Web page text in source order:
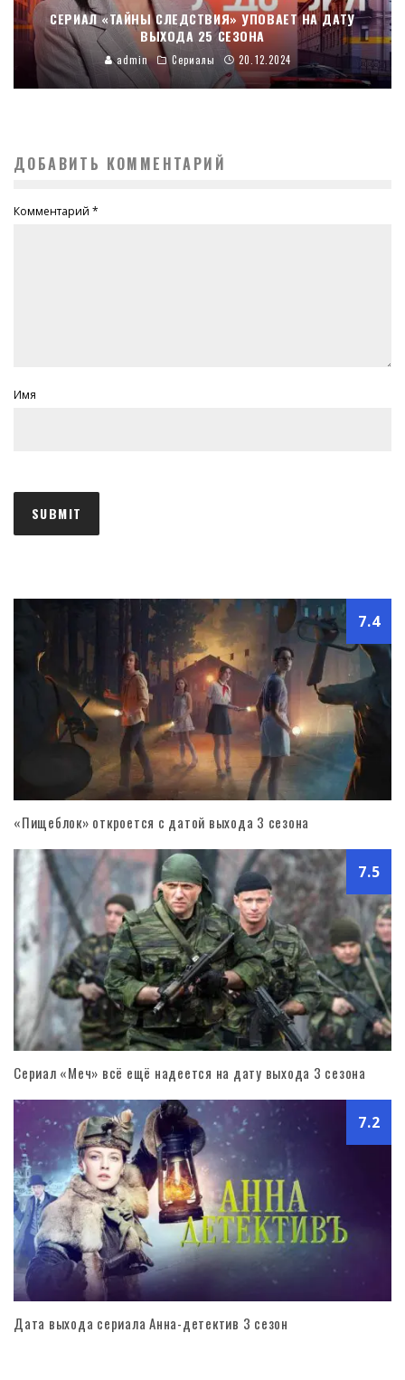
СЕРИАЛ «ТАЙНЫ СЛЕДСТВИЯ» УПОВАЕТ НА ДАТУ
ВЫХОДА 25 СЕЗОНА
admin Сериалы 20.12.2024
ДОБАВИТЬ КОММЕНТАРИЙ
Комментарий *
Имя
7.4
«Пищеблок» откроется с датой выхода 3 сезона
7.5
Сериал «Меч» всё ещё надеется на дату выхода 3 сезона
7.2
Дата выхода сериала Анна-детектив 3 сезон